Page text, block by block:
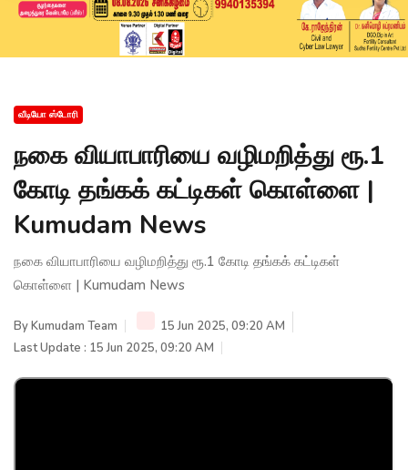
வீடியோ ஸ்டோரி
நகை வியாபாரியை வழிமறித்து ரூ.1
கோடி தங்கக் கட்டிகள் கொள்ளை |
Kumudam News
நகை வியாபாரியை வழிமறித்து ரூ.1 கோடி தங்கக் கட்டிகள்
கொள்ளை | Kumudam News
ByKumudam Team
15 Jun 2025, 09:20 AM
Last Update : 15 Jun 2025, 09:20 AM